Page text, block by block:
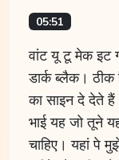
05:51
वांट यू टू मेक इट
डार्क ब्लैक।
का साइन दे देते
भाई यह जो तूने
चाहिए। यहां पे